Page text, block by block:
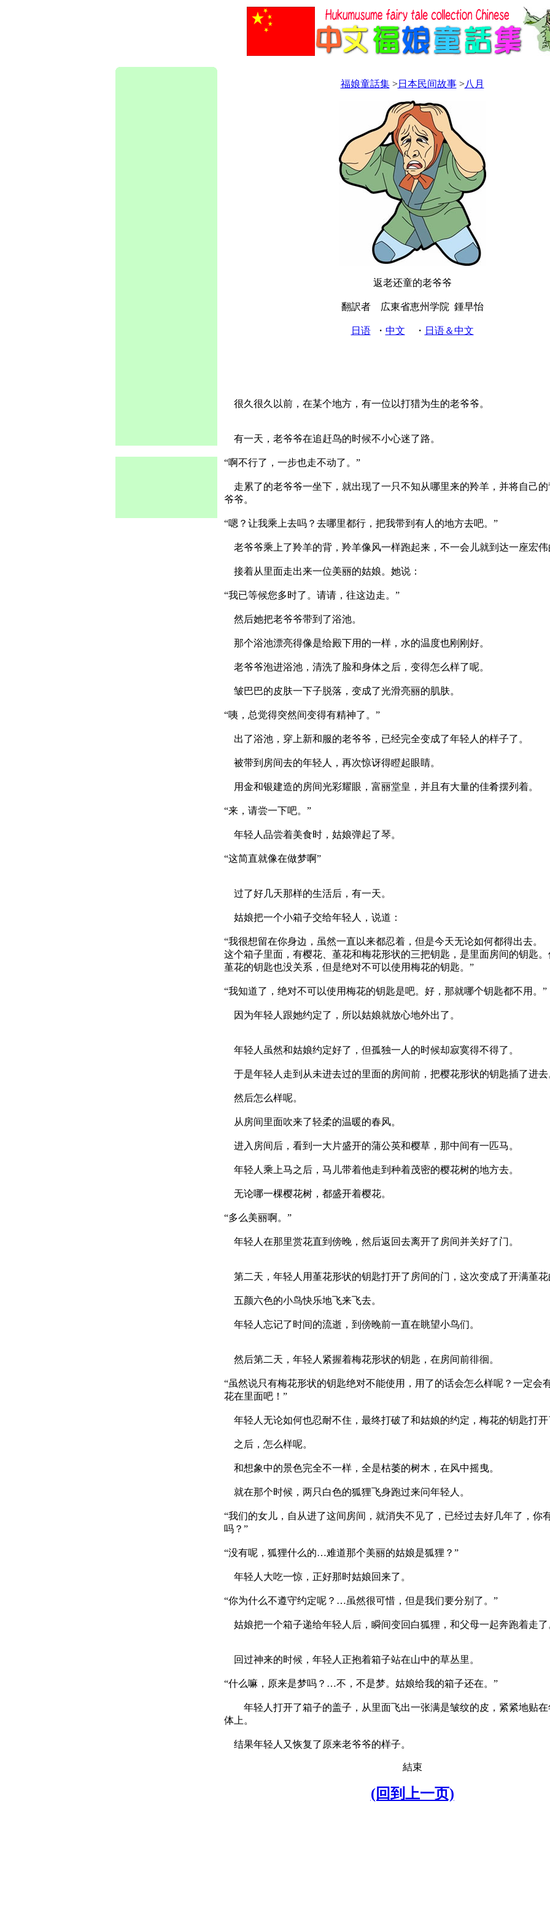
福娘童話集>日本民间故事>八月
返老还童的老爷爷
翻訳者 広東省恵州学院 鍾早怡
日语・ 中文 ・ 日语＆中文
很久很久以前，在某个地方，有一位以打猎为生的老爷爷。
有一天，老爷爷在追赶鸟的时候不小心迷了路。
“啊不行了，一步也走不动了。”
走累了的老爷爷一坐下，就出现了一只不知从哪里来的羚羊，并将自己的
爷爷。
“嗯？让我乘上去吗？去哪里都行，把我带到有人的地方去吧。”
老爷爷乘上了羚羊的背，羚羊像风一样跑起来，不一会儿就到达一座宏伟
接着从里面走出来一位美丽的姑娘。她说：
“我已等候您多时了。请请，往这边走。”
然后她把老爷爷带到了浴池。
那个浴池漂亮得像是给殿下用的一样，水的温度也刚刚好。
老爷爷泡进浴池，清洗了脸和身体之后，变得怎么样了呢。
皱巴巴的皮肤一下子脱落，变成了光滑亮丽的肌肤。
“咦，总觉得突然间变得有精神了。”
出了浴池，穿上新和服的老爷爷，已经完全变成了年轻人的样子了。
被带到房间去的年轻人，再次惊讶得瞪起眼睛。
用金和银建造的房间光彩耀眼，富丽堂皇，并且有大量的佳肴摆列着。
“来，请尝一下吧。”
年轻人品尝着美食时，姑娘弹起了琴。
“这简直就像在做梦啊”
过了好几天那样的生活后，有一天。
姑娘把一个小箱子交给年轻人，说道：
“我很想留在你身边，虽然一直以来都忍着，但是今天无论如何都得出去。
这个箱子里面，有樱花、堇花和梅花形状的三把钥匙，是里面房间的钥匙
堇花的钥匙也没关系，但是绝对不可以使用梅花的钥匙。”
“我知道了，绝对不可以使用梅花的钥匙是吧。好，那就哪个钥匙都不用。”
因为年轻人跟她约定了，所以姑娘就放心地外出了。
年轻人虽然和姑娘约定好了，但孤独一人的时候却寂寞得不得了。
于是年轻人走到从未进去过的里面的房间前，把樱花形状的钥匙插了进去
然后怎么样呢。
从房间里面吹来了轻柔的温暖的春风。
进入房间后，看到一大片盛开的蒲公英和樱草，那中间有一匹马。
年轻人乘上马之后，马儿带着他走到种着茂密的樱花树的地方去。
无论哪一棵樱花树，都盛开着樱花。
“多么美丽啊。”
年轻人在那里赏花直到傍晚，然后返回去离开了房间并关好了门。
第二天，年轻人用堇花形状的钥匙打开了房间的门，这次变成了开满堇花
五颜六色的小鸟快乐地飞来飞去。
年轻人忘记了时间的流逝，到傍晚前一直在眺望小鸟们。
然后第二天，年轻人紧握着梅花形状的钥匙，在房间前徘徊。
“虽然说只有梅花形状的钥匙绝对不能使用，用了的话会怎么样呢？一定会
花在里面吧！”
年轻人无论如何也忍耐不住，最终打破了和姑娘的约定，梅花的钥匙打开
之后，怎么样呢。
和想象中的景色完全不一样，全是枯萎的树木，在风中摇曳。
就在那个时候，两只白色的狐狸飞身跑过来问年轻人。
“我们的女儿，自从进了这间房间，就消失不见了，已经过去好几年了，你
吗？”
“没有呢，狐狸什么的…难道那个美丽的姑娘是狐狸？”
年轻人大吃一惊，正好那时姑娘回来了。
“你为什么不遵守约定呢？…虽然很可惜，但是我们要分别了。”
姑娘把一个箱子递给年轻人后，瞬间变回白狐狸，和父母一起奔跑着走了
回过神来的时候，年轻人正抱着箱子站在山中的草丛里。
“什么嘛，原来是梦吗？…不，不是梦。姑娘给我的箱子还在。”
年轻人打开了箱子的盖子，从里面飞出一张满是皱纹的皮，紧紧地贴在
体上。
结果年轻人又恢复了原来老爷爷的样子。
結束
(回到上一页)